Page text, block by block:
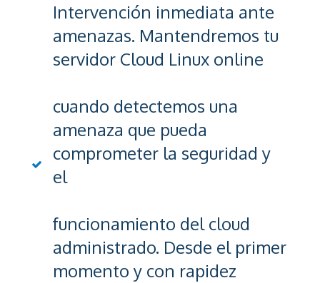
Intervención inmediata ante
amenazas. Mantendremos tu
servidor Cloud Linux online
cuando detectemos una
amenaza que pueda
comprometer la seguridad y
el
funcionamiento del cloud
administrado. Desde el primer
momento y con rapidez